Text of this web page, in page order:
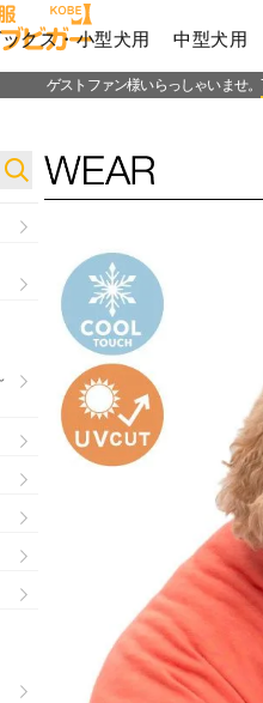
クス・小型犬用 中型犬用
ゲストファン様いらっしゃいませ。